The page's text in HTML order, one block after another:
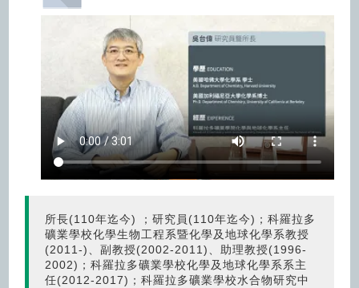
圖片連結(另開視窗)
所長(110年迄今) ；研究員(110年迄今)；科羅拉多
礦業學校化學生物工程系暨化學及地球化學系教授
(2011-)、副教授(2002-2011)、助理教授(1996-
2002)；科羅拉多礦業學校化學及地球化學系系主
任(2012-2017)；科羅拉多礦業學校水合物研究中